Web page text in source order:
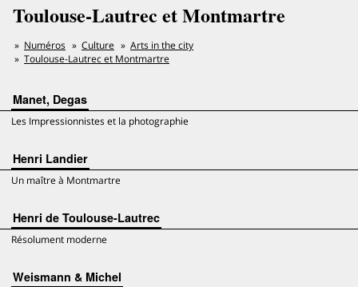
Toulouse-Lautrec et Montmartre
Numéros Culture
Arts in the city
Toulouse-Lautrec et Montmartre
Manet, Degas
Les Impressionnistes et la photographie
Henri Landier
Un maître à Montmartre
Henri de Toulouse-Lautrec
Résolument moderne
Weismann & Michel